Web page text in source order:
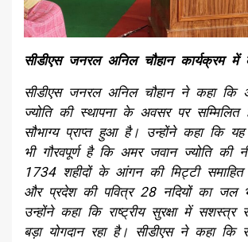
सीडीएस जनरल अनिल चौहान कार्यक्रम में
सीडीएस जनरल अनिल चौहान ने कहा कि
ज्योति की स्थापना के अवसर पर
सौभाग्य प्राप्त हुआ है। उन्होंने कहा कि
भी गौरवपूर्ण है कि अमर जवान ज्योति की
1734 शहीदों के आंगन की मिट्टी
और प्रदेश की पवित्र 28 नदियों का जल
उन्होंने कहा कि राष्ट्रीय सुरक्षा में
बड़ा योगदान रहा है। सीडीएस ने कहा कि